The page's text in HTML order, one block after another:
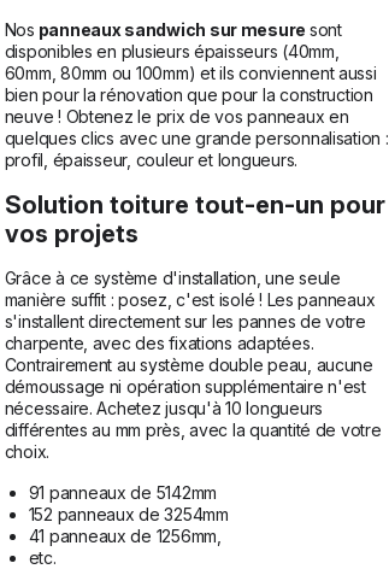
Nos panneaux sandwich sur mesure sont
disponibles en plusieurs épaisseurs (40mm,
60mm, 80mm ou 100mm) et ils conviennent aussi
bien pour la rénovation que pour la construction
neuve ! Obtenez le prix de vos panneaux en
quelques clics avec une grande personnalisation :
profil, épaisseur, couleur et longueurs.
Solution toiture tout-en-un pour
vos projets
Grâce à ce système d'installation, une seule
manière suffit : posez, c'est isolé ! Les panneaux
s'installent directement sur les pannes de votre
charpente, avec des fixations adaptées.
Contrairement au système double peau, aucune
démoussage ni opération supplémentaire n'est
nécessaire. Achetez jusqu'à 10 longueurs
différentes au mm près, avec la quantité de votre
choix.
91 panneaux de 5142mm
152 panneaux de 3254mm
41 panneaux de 1256mm,
etc.